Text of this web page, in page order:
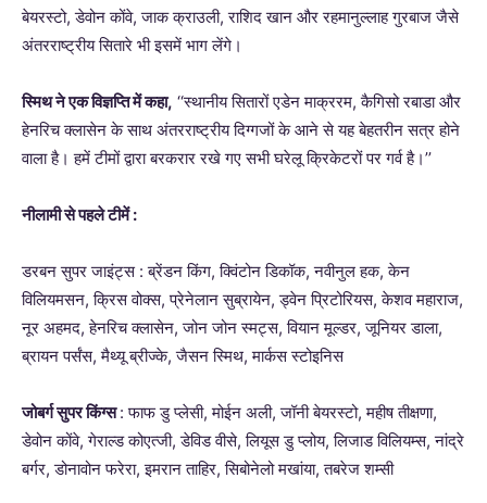
बेयरस्टो, डेवोन कोंवे, जाक क्राउली, राशिद खान और रहमानुल्लाह गुरबाज जैसे
अंतरराष्ट्रीय सितारे भी इसमें भाग लेंगे।
स्मिथ ने एक विज्ञप्ति में कहा, ‘‘स्थानीय सितारों एडेन माक्ररम, कैगिसो रबाडा और
हेनरिच क्लासेन के साथ अंतरराष्ट्रीय दिग्गजों के आने से यह बेहतरीन सत्र होने
वाला है। हमें टीमों द्वारा बरकरार रखे गए सभी घरेलू क्रिकेटरों पर गर्व है।’’
नीलामी से पहले टीमें :
डरबन सुपर जाइंट्स : ब्रेंडन किंग, क्विंटोन डिकॉक, नवीनुल हक, केन
विलियमसन, क्रिस वोक्स, प्रेनेलान सुब्रायेन, ड्वेन प्रिटोरियस, केशव महाराज,
नूर अहमद, हेनरिच क्लासेन, जोन जोन स्मट्स, वियान मूल्डर, जूनियर डाला,
ब्रायन पर्संस, मैथ्यू ब्रीज्के, जैसन स्मिथ, मार्कस स्टोइनिस
जोबर्ग सुपर किंग्स: फाफ डु प्लेसी, मोईन अली, जॉनी बेयरस्टो, महीष तीक्षणा,
डेवोन कोंवे, गेराल्ड कोएत्जी, डेविड वीसे, लियूस डु प्लोय, लिजाड विलियम्स, नांद्रे
बर्गर, डोनावोन फरेरा, इमरान ताहिर, सिबोनेलो मखांया, तबरेज शम्सी